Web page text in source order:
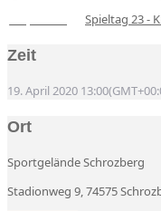
Spieltag 23 -
Zeit
19. April 2020 13:00
Ort
Sportgelände Schrozberg
Stadionweg 9, 74575